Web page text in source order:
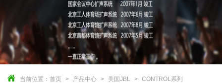
当前位置： 首页 产品中心 美国JBL CONTROL系列